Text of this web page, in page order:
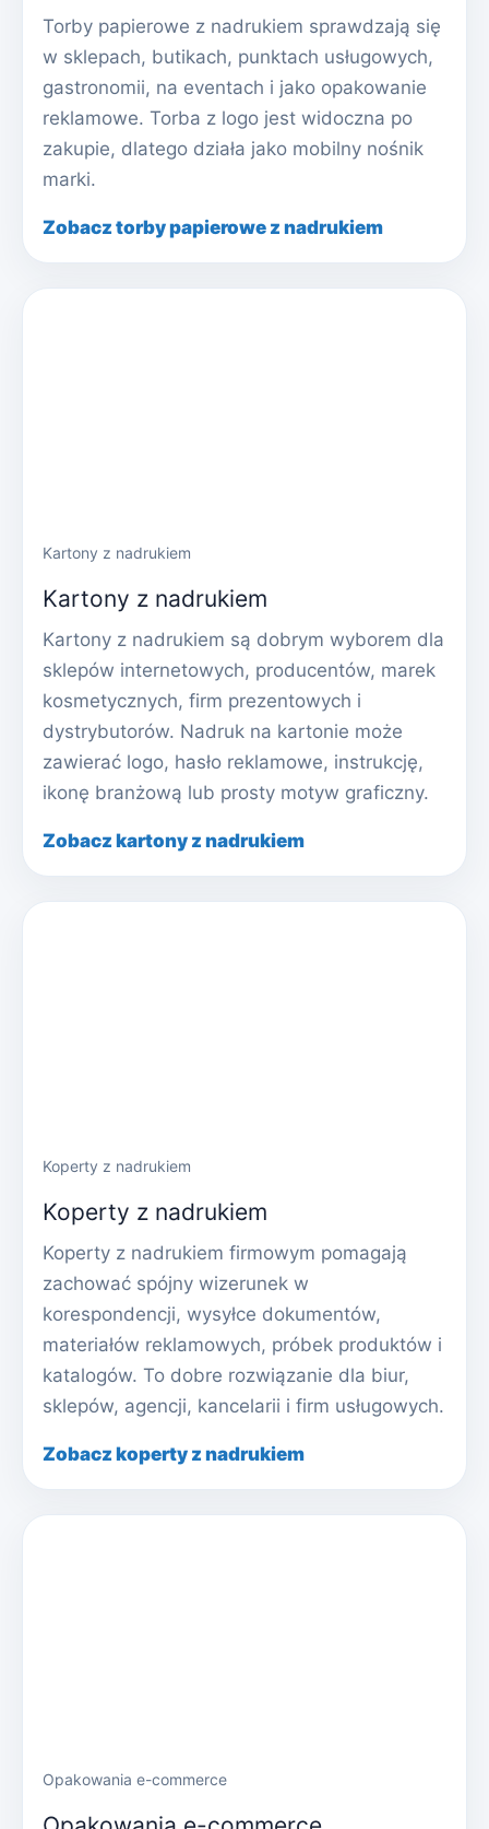
Torby papierowe z nadrukiem sprawdzają się
w sklepach, butikach, punktach usługowych,
gastronomii, na eventach i jako opakowanie
reklamowe. Torba z logo jest widoczna po
zakupie, dlatego działa jako mobilny nośnik
marki.
Zobacz torby papierowe z nadrukiem
Kartony z nadrukiem
Kartony z nadrukiem
Kartony z nadrukiem są dobrym wyborem dla
sklepów internetowych, producentów, marek
kosmetycznych, firm prezentowych i
dystrybutorów. Nadruk na kartonie może
zawierać logo, hasło reklamowe, instrukcję,
ikonę branżową lub prosty motyw graficzny.
Zobacz kartony z nadrukiem
Koperty z nadrukiem
Koperty z nadrukiem
Koperty z nadrukiem firmowym pomagają
zachować spójny wizerunek w
korespondencji, wysyłce dokumentów,
materiałów reklamowych, próbek produktów i
katalogów. To dobre rozwiązanie dla biur,
sklepów, agencji, kancelarii i firm usługowych.
Zobacz koperty z nadrukiem
Opakowania e-commerce